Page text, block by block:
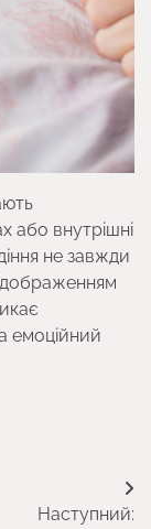
або внутрішні
не завжди
емоційний
Наступний: